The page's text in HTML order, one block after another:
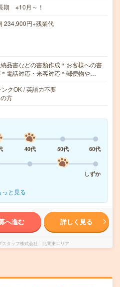
期 ※10月～！
円+残業代
品書などの書類作成＊お客様への書
電話対応・来客対応＊郵便物や…
クOK / 英語力不要
方
40代 50代
60代
しずか
っと見る
へ進む 詳しく見る
スタッフ株式会社 北関東エリア